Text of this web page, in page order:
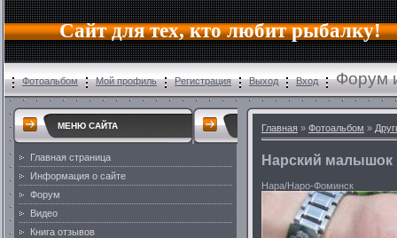
Сайт для тех, кто любит рыбалку!
Фотоальбом Мой профиль Регистрация Выход Вход Форум
МЕНЮ САЙТА
Главная страница
Информация о сайте
Форум
Видео
Книга отзывов
Главная » Фотоальбом »
Нарский малышок
Нара/Наро-Фоминск